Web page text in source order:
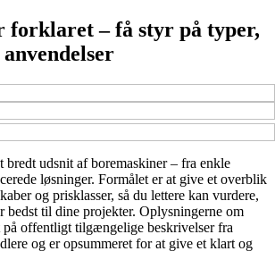
forklaret – få styr på typer,
udsnit af boremaskiner – fra enkle
løsninger. Formålet er at give et overblik
og prisklasser, så du lettere kan vurdere,
bedst til dine projekter. Oplysningerne om
på offentligt tilgængelige beskrivelser fra
og er opsummeret for at give et klart og